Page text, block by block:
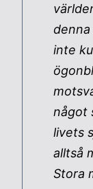
inte
något
livets
alltså
Stora